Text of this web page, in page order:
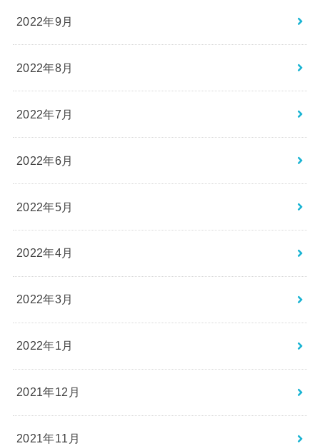
2022年9月
2022年8月
2022年7月
2022年6月
2022年5月
2022年4月
2022年3月
2022年1月
2021年12月
2021年11月